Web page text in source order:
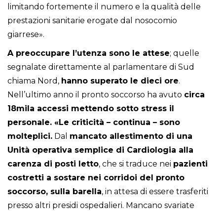
limitando fortemente il numero e la qualità delle
prestazioni sanitarie erogate dal nosocomio
giarrese».
A preoccupare l’utenza sono le attese; quelle
segnalate direttamente al parlamentare di Sud
chiama Nord, hanno superato le dieci ore.
Nell’ultimo anno il pronto soccorso ha avuto circa
18mila accessi mettendo sotto stress il
personale. «Le criticità – continua – sono
molteplici. Dal mancato allestimento di una
Unità operativa semplice di Cardiologia alla
carenza di posti letto, che si traduce nei pazienti
costretti a sostare nei corridoi del pronto
soccorso, sulla barella, in attesa di essere trasferiti
presso altri presidi ospedalieri. Mancano svariate